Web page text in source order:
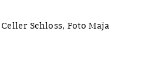
Schloss, Foto Maja